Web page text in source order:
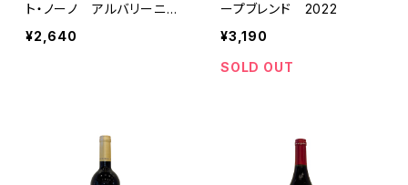
ト・ノーノ アルバリーニ
ョ 2024
¥2,640
ープブレンド 2022
¥3,190
SOLD OUT